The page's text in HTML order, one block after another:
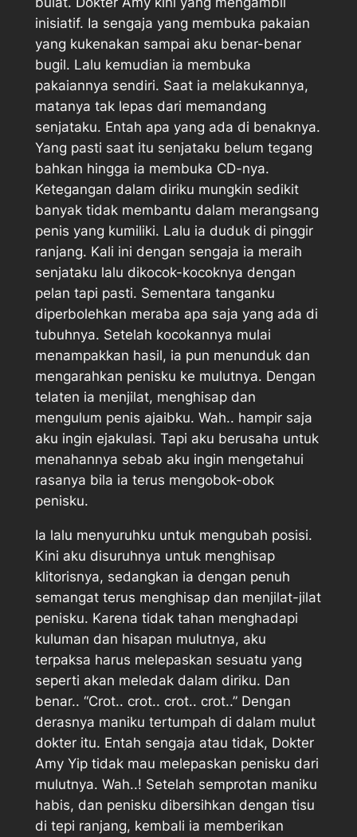
inisiatif. Ia sengaja yang membuka pakaian
yang kukenakan sampai aku benar-benar
bugil. Lalu kemudian ia membuka
pakaiannya sendiri. Saat ia melakukannya,
matanya tak lepas dari memandang
senjataku. Entah apa yang ada di benaknya.
Yang pasti saat itu senjataku belum tegang
bahkan hingga ia membuka CD-nya.
Ketegangan dalam diriku mungkin sedikit
banyak tidak membantu dalam merangsang
penis yang kumiliki. Lalu ia duduk di pinggir
ranjang. Kali ini dengan sengaja ia meraih
senjataku lalu dikocok-kocoknya dengan
pelan tapi pasti. Sementara tanganku
diperbolehkan meraba apa saja yang ada di
tubuhnya. Setelah kocokannya mulai
menampakkan hasil, ia pun menunduk dan
mengarahkan penisku ke mulutnya. Dengan
telaten ia menjilat, menghisap dan
mengulum penis ajaibku. Wah.. hampir saja
aku ingin ejakulasi. Tapi aku berusaha untuk
menahannya sebab aku ingin mengetahui
rasanya bila ia terus mengobok-obok
penisku.
Ia lalu menyuruhku untuk mengubah posisi.
Kini aku disuruhnya untuk menghisap
klitorisnya, sedangkan ia dengan penuh
semangat terus menghisap dan menjilat-jilat
penisku. Karena tidak tahan menghadapi
kuluman dan hisapan mulutnya, aku
terpaksa harus melepaskan sesuatu yang
seperti akan meledak dalam diriku. Dan
benar.. “Crot.. crot.. crot.. crot..” Dengan
derasnya maniku tertumpah di dalam mulut
dokter itu. Entah sengaja atau tidak, Dokter
Amy Yip tidak mau melepaskan penisku dari
mulutnya. Wah..! Setelah semprotan maniku
habis, dan penisku dibersihkan dengan tisu
di tepi ranjang, kembali ia memberikan